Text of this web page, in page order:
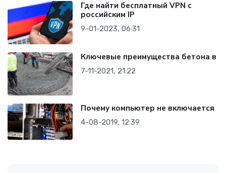
Где найти бесплатный VPN с
российским IP
9-01-2023, 06:31
Ключевые преимущества бетона в
7-11-2021, 21:22
Почему компьютер не включается
4-08-2019, 12:39